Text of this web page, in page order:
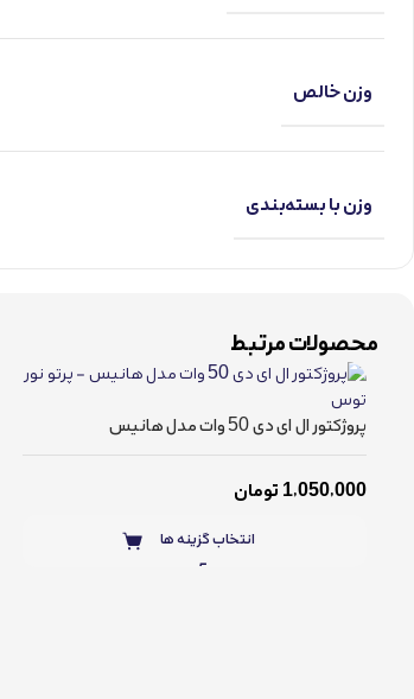
وزن خالص
وزن با بسته‌بندی
محصولات مرتبط
پروژکتور ال ای دی 50 وات مدل هانیس
1,050,000 تومان
انتخاب گزینه ها